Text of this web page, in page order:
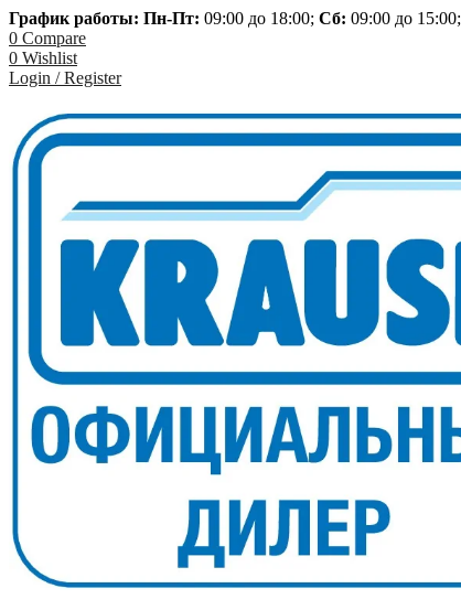
График работы: Пн-Пт: 09:00 до 18:00; Сб: 09:00 до 15:00;
0 Compare
0 Wishlist
Login / Register